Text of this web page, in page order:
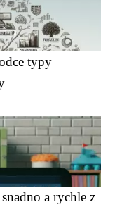
typy
a rychle z